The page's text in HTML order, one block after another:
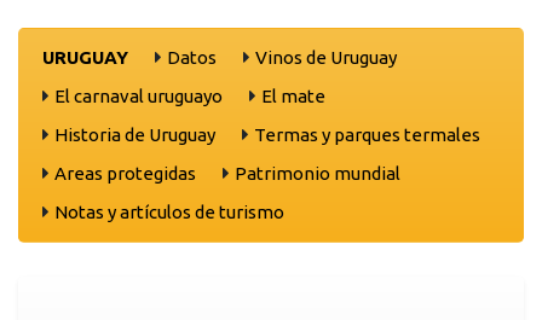
URUGUAY Datos
Vinos de Uruguay
El carnaval uruguayo
El mate
Historia de Uruguay
Termas y parques termales
Areas protegidas
Patrimonio mundial
Notas y artículos de turismo